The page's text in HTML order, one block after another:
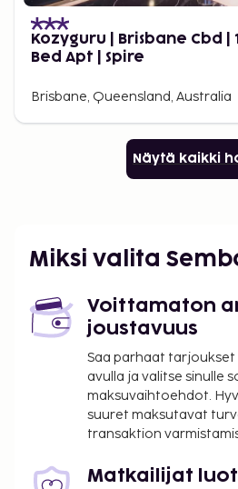
Kozyguru | Brisbane Cbd | 1
Bed Apt | Spire
Brisbane, Queensland, Australia
Näytä kaikki
Miksi valita
Voittamaton
joustavuus
Saa parhaat
avulla ja valitse sinulle
maksuvaihtoehdot.
suuret maksutavat
transaktion
Matkailijat